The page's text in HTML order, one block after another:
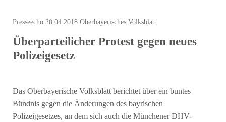
Presseecho:20.04.2018 Oberbayerisches Volksblatt
Überparteilicher Protest gegen neues
Polizeigesetz
Das Oberbayerische Volksblatt berichtet über ein buntes
Bündnis gegen die Änderungen des bayrischen
Polizeigesetzes, an dem sich auch die Münchener DHV-